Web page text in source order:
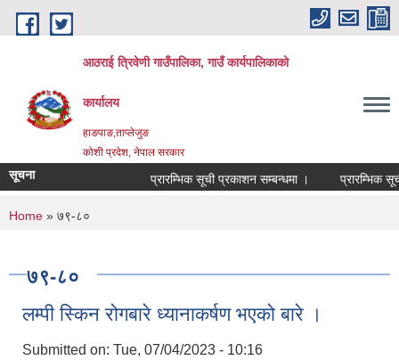
Skip to main content
आठराई त्रिवेणी गाउँपालिका, गाउँ कार्यपालिकाको
कार्यालय
हाङपाङ,ताप्लेजुङ
कोशी प्रदेश, नेपाल सरकार
सूचना प्रारम्भिक सूची प्रकाशन सम्बन्धमा । प्रारम्भिक
You are here
Home » ७९-८०
७९-८०
लम्पी स्किन रोगबारे ध्यानाकर्षण भएको बारे ।
Submitted on: Tue, 07/04/2023 - 10:16